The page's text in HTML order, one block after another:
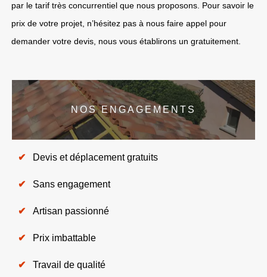
par le tarif très concurrentiel que nous proposons. Pour savoir le
prix de votre projet, n’hésitez pas à nous faire appel pour
demander votre devis, nous vous établirons un gratuitement.
NOS ENGAGEMENTS
Devis et déplacement gratuits
Sans engagement
Artisan passionné
Prix imbattable
Travail de qualité